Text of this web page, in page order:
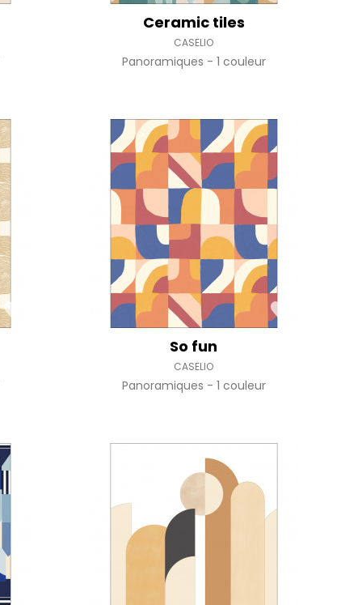
Ceramic tiles
CASELIO
Panoramiques 1 couleur
So fun
CASELIO
Panoramiques 1 couleur